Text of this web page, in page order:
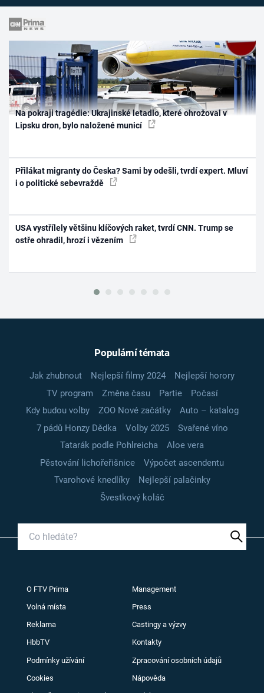
Na pokraji tragédie: Ukrajinské letadlo, které ohrožoval v
Lipsku dron, bylo naložené municí
Přilákat migranty do Česka? Sami by odešli, tvrdí expert. Mluví
i o politické sebevraždě
USA vystřílely většinu klíčových raket, tvrdí CNN. Trump se
ostře ohradil, hrozí i vězením
Populární témata
Jak zhubnout Nejlepší filmy 2024
Nejlepší horory
TV program
Změna času Partie
Počasí
Kdy budou volby
ZOO Nové začátky
Auto – katalog
7 pádů Honzy Dědka
Volby 2025
Svařené víno
Tatarák podle Pohlreicha
Aloe vera
Pěstování lichořeřišnice
Výpočet ascendentu
Tvarohové knedlíky
Nejlepší palačinky
Švestkový koláč
O FTV Prima Management
Volná místa Press
Reklama Castingy a výzvy
HbbTV Kontakty
Podmínky užívání Zpracování osobních údajů
Cookies Nápověda